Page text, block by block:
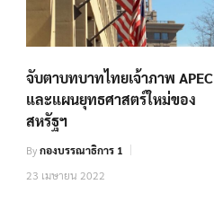
จับตาบทบาทไทยเจ้าภาพ APEC
และแผนยุทธศาสตร์ใหม่ของ
สหรัฐฯ
Byกองบรรณาธิการ 1
23 เมษายน 2022